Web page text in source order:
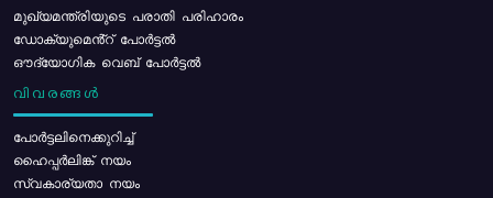
മുഖ്യമന്ത്രിയുടെ പരാതി പരിഹാരം
ഡോക്യുമെൻ്റ് പോർട്ടൽ
ഔദ്യോഗിക വെബ് പോർട്ടൽ
വിവരങ്ങൾ
പോര്‍ട്ടലിനെക്കുറിച്ച്
ഹൈപ്പർലിങ്ക് നയം
സ്വകാര്യതാ നയം